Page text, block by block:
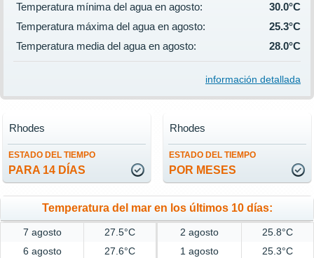
Temperatura mínima del agua en agosto:
30.0°C
Temperatura máxima del agua en agosto:
25.3°C
Temperatura media del agua en agosto:
28.0°C
información detallada
ESTADO DEL TIEMPO
PARA 14 DÍAS
Rhodes
ESTADO DEL TIEMPO
POR MESES
Rhodes
Temperatura del mar en los últimos 10 días:
7 agosto 27.5°C 2 agosto
25.8°C
6 agosto
27.6°C 1 agosto
25.3°C